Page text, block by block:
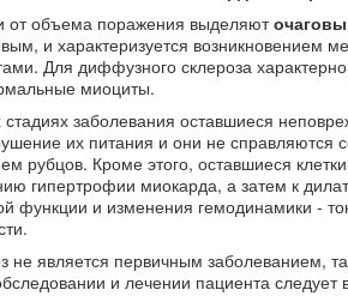
от объема поражения выделяют
и характеризуется возникновением
Для диффузного склероза
миоциты.
заболевания оставшиеся
их питания и они не справляются
рубцов. Кроме этого, оставшиеся
гипертрофии миокарда, а затем к
функции и изменения гемодинамики -
не является первичным заболеванием,
и лечении пациента